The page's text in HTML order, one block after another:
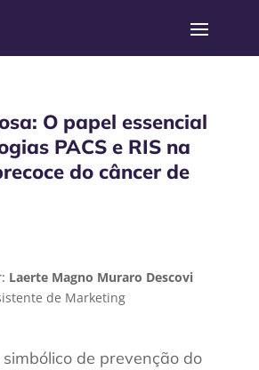
O papel essencial
PACS e RIS na
do câncer de
Laerte Magno Muraro Descovi
de Marketing
de prevenção do